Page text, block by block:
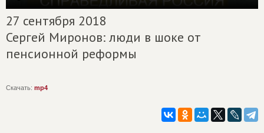
27 сентября 2018
Сергей Миронов: люди в шоке от
пенсионной реформы
Скачать: mp4